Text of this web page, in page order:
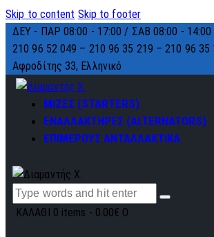
Skip to content Skip to footer
ΔΕΥ - ΠΑΡ 08:00 - 17:00 / ΣΑΒ 08:00 - 14:00
210 96 52 049 – 210 96 35 219 –210 96 35
Αφροδίτης 33, Ελληνικό
ΜΙΖΕΣ (STARTERS)
ΕΝΑΛΛΑΚΤΗΡΕΣ (ALTERNATORS)
ΕΠΙΜΕΡΟΥΣ ΑΝΤΑΛΛΑΚΤΙΚΑ
ΚΑΛΑΘΙ 0 items - 0.00€ 0